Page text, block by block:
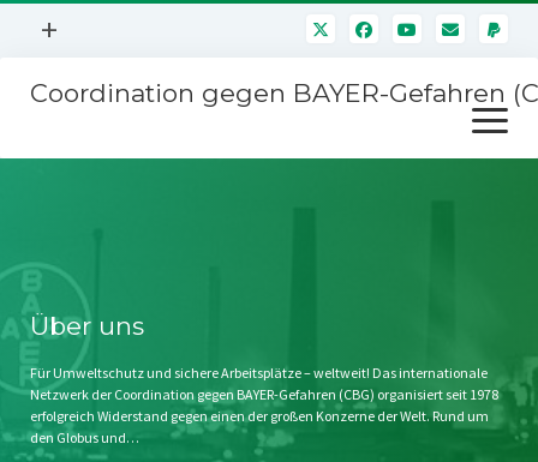
Menü
+
Mitmachen
Kontakt
Impressum
Störfälle
Coordination gegen BAYER-Gefahren
Menü
öffnen
Stichwort BAYER
Jahrestagung
SPENDEN
Über uns
Für Umweltschutz und sichere Arbeitsplätze – weltweit! Das internationale
Netzwerk der Coordination gegen BAYER-Gefahren (CBG) organisiert seit 1978
erfolgreich Widerstand gegen einen der großen Konzerne der Welt. Rund um
den Globus und…